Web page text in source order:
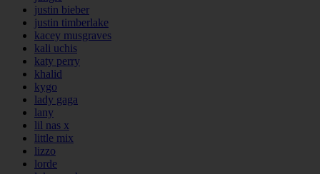
justin bieber
justin timberlake
kacey musgraves
kali uchis
katy perry
khalid
kygo
lady gaga
lany
lil nas x
little mix
lizzo
lorde